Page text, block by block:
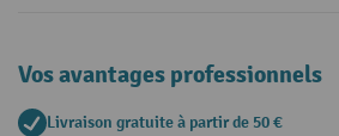
Vos avantages professionnels
Livraison gratuite à partir de 50 €